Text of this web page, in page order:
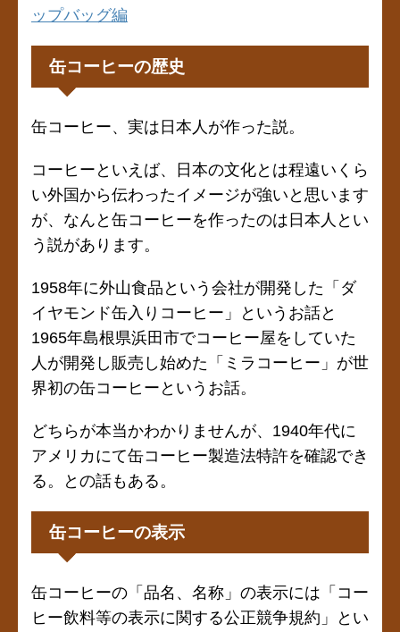
ップバッグ編
缶コーヒーの歴史
缶コーヒー、実は日本人が作った説。
コーヒーといえば、日本の文化とは程遠いくら
い外国から伝わったイメージが強いと思います
が、なんと缶コーヒーを作ったのは日本人とい
う説があります。
1958年に外山食品という会社が開発した「ダ
イヤモンド缶入りコーヒー」というお話と
1965年島根県浜田市でコーヒー屋をしていた
人が開発し販売し始めた「ミラコーヒー」が世
界初の缶コーヒーというお話。
どちらが本当かわかりませんが、1940年代に
アメリカにて缶コーヒー製造法特許を確認でき
る。との話もある。
缶コーヒーの表示
缶コーヒーの「品名、名称」の表示には「コー
ヒー飲料等の表示に関する公正競争規約」とい